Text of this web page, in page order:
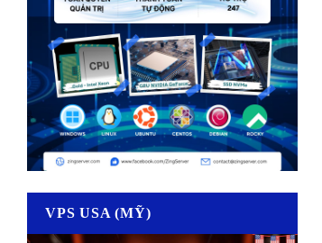
VPS USA (MỸ)